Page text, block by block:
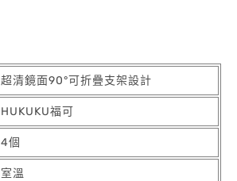
超清鏡面90°可折疊支架設計
HUKUKU福可
4個
室溫